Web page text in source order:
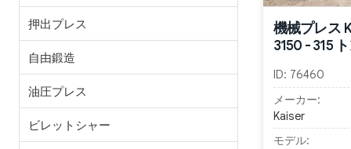
押出プレス
自由鍛造
油圧プレス
ビレットシャー
機械プレス
3150 - 315
ID: 76460
メーカー:
Kaiser
モデル: